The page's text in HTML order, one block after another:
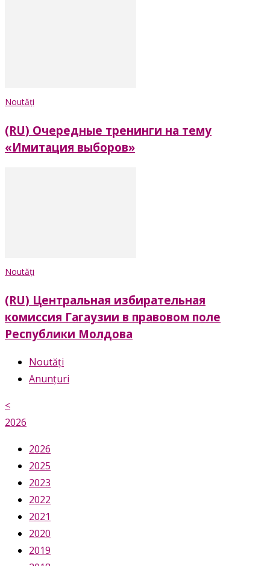
Noutăți
(RU) Очередные тренинги на тему
«Имитация выборов»
Noutăți
(RU) Центральная избирательная
комиссия Гагаузии в правовом поле
Республики Молдова
Noutăți
Anunțuri
<
2026
2026
2025
2023
2022
2021
2020
2019